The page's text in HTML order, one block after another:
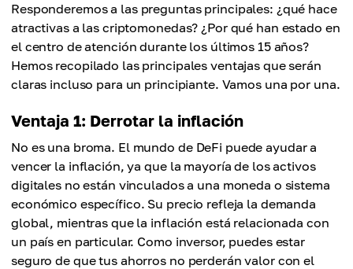
Responderemos a las preguntas principales: ¿qué hace
atractivas a las criptomonedas? ¿Por qué han estado en
el centro de atención durante los últimos 15 años?
Hemos recopilado las principales ventajas que serán
claras incluso para un principiante. Vamos una por una.
Ventaja 1: Derrotar la inflación
No es una broma. El mundo de DeFi puede ayudar a
vencer la inflación, ya que la mayoría de los activos
digitales no están vinculados a una moneda o sistema
económico específico. Su precio refleja la demanda
global, mientras que la inflación está relacionada con
un país en particular. Como inversor, puedes estar
seguro de que tus ahorros no perderán valor con el